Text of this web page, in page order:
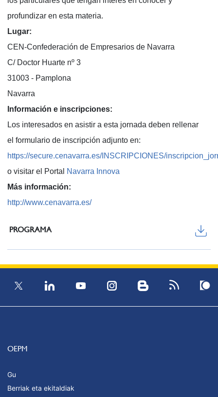
profundizar en esta materia.
Lugar:
CEN-Confederación de Empresarios de Navarra
C/ Doctor Huarte nº 3
31003 - Pamplona
Navarra
Información e inscripciones:
Los interesados en asistir a esta jornada deben rellenar
el formulario de inscripción adjunto en:
https://secure.cenavarra.es/INSCRIPCIONES/
o visitar el Portal
Navarra Innova
Más información:
http://www.cenavarra.es/
PROGRAMA
OEPM
Gu
Berriak eta ekitaldiak